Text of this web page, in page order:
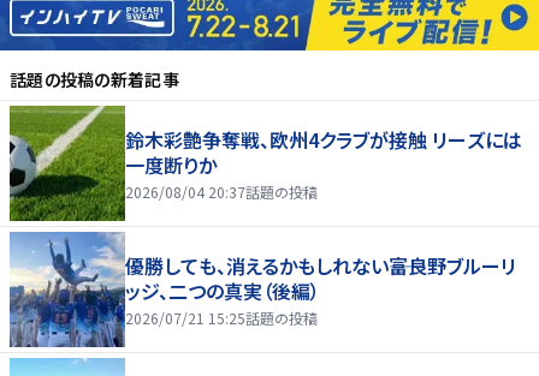
話題の投稿の新着記事
鈴木彩艶争奪戦、欧州4クラブが接触 リーズには
一度断りか
2026/08/04 20:37話題の投稿
優勝しても、消えるかもしれない――富良野ブルーリ
ッジ、二つの真実（後編）
2026/07/21 15:25話題の投稿